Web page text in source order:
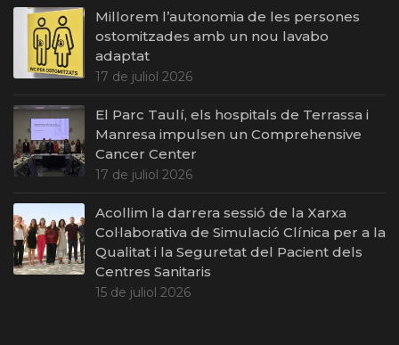
Millorem l’autonomia de les persones
ostomitzades amb un nou lavabo
adaptat
17 de juliol 2026
El Parc Taulí, els hospitals de Terrassa i
Manresa impulsen un Comprehensive
Cancer Center
17 de juliol 2026
Acollim la darrera sessió de la Xarxa
Col·laborativa de Simulació Clínica per a la
Qualitat i la Seguretat del Pacient dels
Centres Sanitaris
15 de juliol 2026